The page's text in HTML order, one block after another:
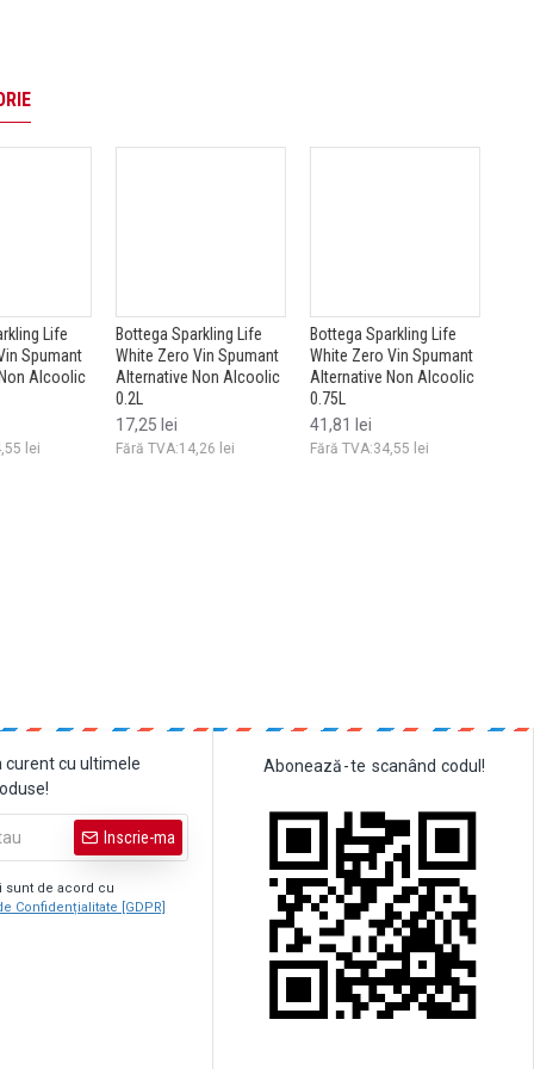
Life
Vin Spumant
Non Alcoolic
lei
Bottega Sparkling Life
White Zero Vin Spumant
Alternative Non Alcoolic
41,81 lei
Fără TVA:34,55 lei
Captain Morgan Spiced
Gold Rom Alternative
Non Alcoolic 0.7L
72,71 lei
Fără TVA:60,09 lei
curent cu ultimele
Inscrie-ma
sunt de acord cu
Confidențialitate [GDPR]
Abonează-te scanând codul!